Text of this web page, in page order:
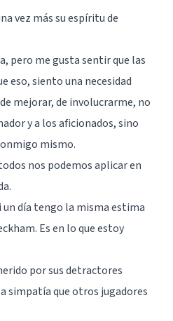
vez más su espíritu de
pero me gusta sentir que las
eso, siento una necesidad
mejorar, de involucrarme, no
y a los aficionados, sino
mismo.
nos podemos aplicar en
día tengo la misma estima
Es en lo que estoy
por sus detractores
simpatía que otros jugadores